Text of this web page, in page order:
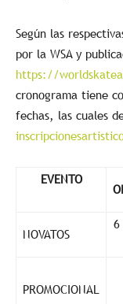
Según las
por la WSA y
https://
cronograma tiene
fechas, las cuales
EVENTO
NOVATOS
6
PROMOCIONAL